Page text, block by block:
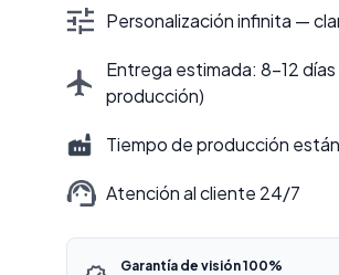
Personalización infinita —
Entrega estimada: 8–12
producción)
Tiempo de producción
Atención al cliente 24/7
Garantía de visión 100%